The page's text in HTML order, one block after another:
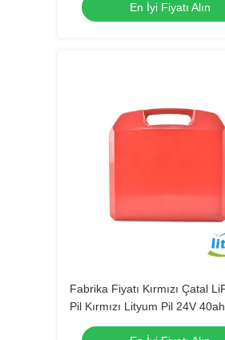
En İyi Fiyatı Alın
Fabrika Fiyatı Kırmızı Çatal
Pil Kırmızı Lityum Pil 24V 40ah